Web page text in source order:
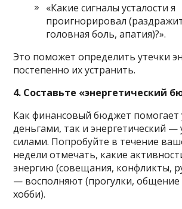
«Какие сигналы усталости я
проигнорировал
головная боль, апатия)?».
Это поможет определить утечки
постепенно их устранить.
4. Составьте «энергетический
Как финансовый бюджет помогает
деньгами, так и энергетический —
силами. Попробуйте в течение
недели отмечать, какие
энергию (совещания, конфликты,
— восполняют (прогулки, общение
хобби).